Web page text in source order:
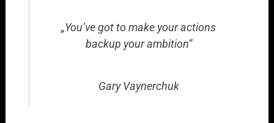
„You’ve got to make your actions
backup your ambition”
Gary Vaynerchuk